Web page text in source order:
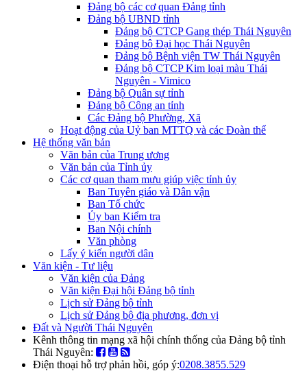
Đảng bộ các cơ quan Đảng tỉnh
Đảng bộ UBND tỉnh
Đảng bộ CTCP Gang thép Thái Nguyên
Đảng bộ Đại học Thái Nguyên
Đảng bộ Bệnh viện TW Thái Nguyên
Đảng bộ CTCP Kim loại màu Thái
Nguyên - Vimico
Đảng bộ Quân sự tỉnh
Đảng bộ Công an tỉnh
Các Đảng bộ Phường, Xã
Hoạt động của Uỷ ban MTTQ và các Đoàn thể
Hệ thống văn bản
Văn bản của Trung ương
Văn bản của Tỉnh ủy
Các cơ quan tham mưu giúp việc tỉnh ủy
Ban Tuyên giáo và Dân vận
Ban Tổ chức
Ủy ban Kiểm tra
Ban Nội chính
Văn phòng
Lấy ý kiến người dân
Văn kiện - Tư liệu
Văn kiện của Đảng
Văn kiện Đại hội Đảng bộ tỉnh
Lịch sử Đảng bộ tỉnh
Lịch sử Đảng bộ địa phương, đơn vị
Đất và Người Thái Nguyên
Kênh thông tin mạng xã hội chính thống của Đảng bộ tỉnh
Thái Nguyên:
Điện thoại hỗ trợ phản hồi, góp ý:0208.3855.529